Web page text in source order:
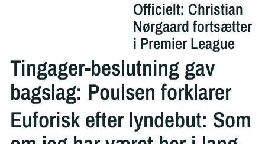
Officielt: Christian
Nørgaard fortsætter
i Premier League
Tingager-beslutning gav
bagslag: Poulsen forklarer
Euforisk efter lyndebut: Som